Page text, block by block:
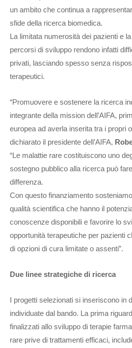
un ambito che continua a
sfide della ricerca biomedica.
La limitata numerosità dei pazienti e
percorsi di sviluppo rendono infatti
privati, lasciando spesso senza
terapeutici.
“Promuovere e sostenere la ricerca
integrante della mission dell’AIFA,
europea ad averla inserita tra i propri
dichiarato il presidente dell’AIFA,
“Le malattie rare costituiscono uno
sostegno pubblico alla ricerca può
differenza.
Con questo finanziamento
qualità scientifica che hanno il
conoscenze disponibili e favorire lo
opportunità terapeutiche per pazienti
di opzioni di cura limitate o assenti”.
Due linee strategiche di ricerca
I progetti selezionati si inseriscono in
individuate dal bando. La prima
finalizzati allo sviluppo di terapie
rare prive di trattamenti efficaci,